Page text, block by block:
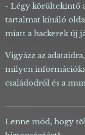
- Légy körültekintő
tartalmat kínáló
miatt a hackerek új
Vigyázz az
milyen
családodról és a
Lenne mód, hogy